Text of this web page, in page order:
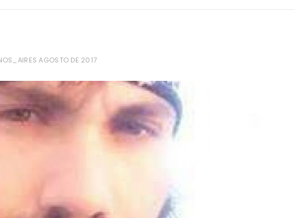
AGOSTO DE 2017